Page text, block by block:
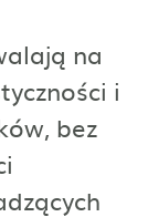
na
i
bez